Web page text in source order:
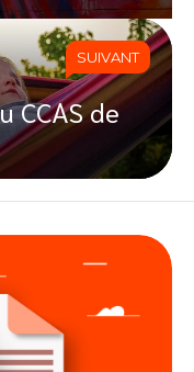
SUIVANT
CCAS de